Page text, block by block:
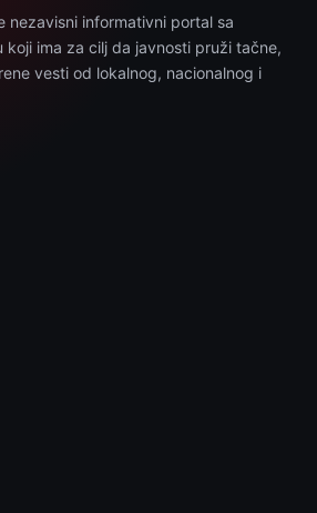
nezavisni informativni portal sa
koji ima za cilj da javnosti pruži tačne,
vesti od lokalnog, nacionalnog i